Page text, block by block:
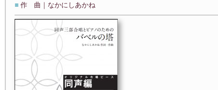
■ 作 曲｜なかにしあかね